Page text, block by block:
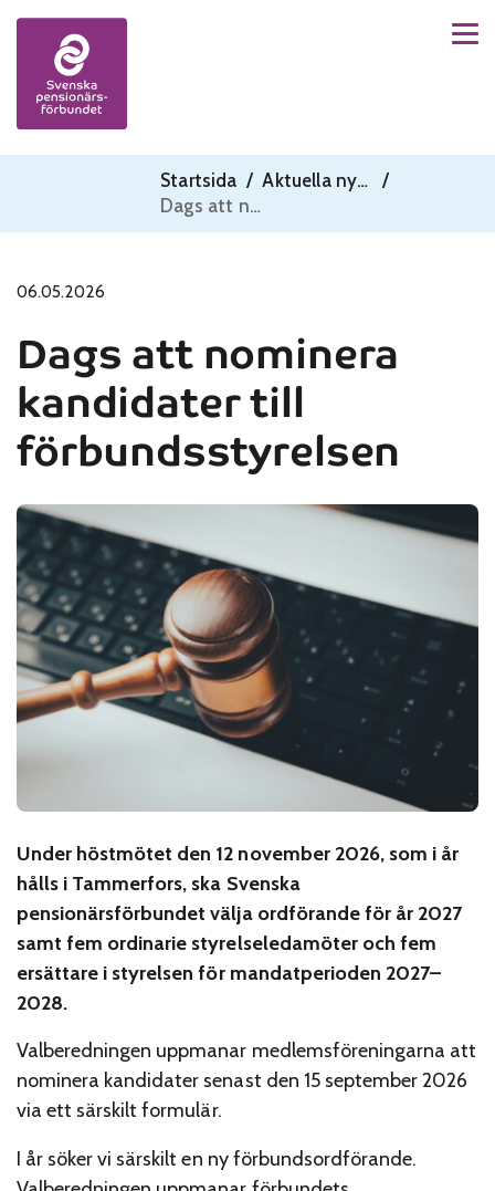
Skip to content
Startsida / Aktuella nyheter
/
Dags att nominera kandidater till förbundsstyrelsen
06.05.2026
Dags att nominera
kandidater till
förbundsstyrelsen
Under höstmötet den 12 november 2026, som i år
hålls i Tammerfors, ska Svenska
pensionärsförbundet välja ordförande för år 2027
samt fem ordinarie styrelseledamöter och fem
ersättare i styrelsen för mandatperioden 2027–
2028.
Valberedningen uppmanar medlemsföreningarna att
nominera kandidater senast den 15 september 2026
via ett särskilt formulär.
I år söker vi särskilt en ny förbundsordförande.